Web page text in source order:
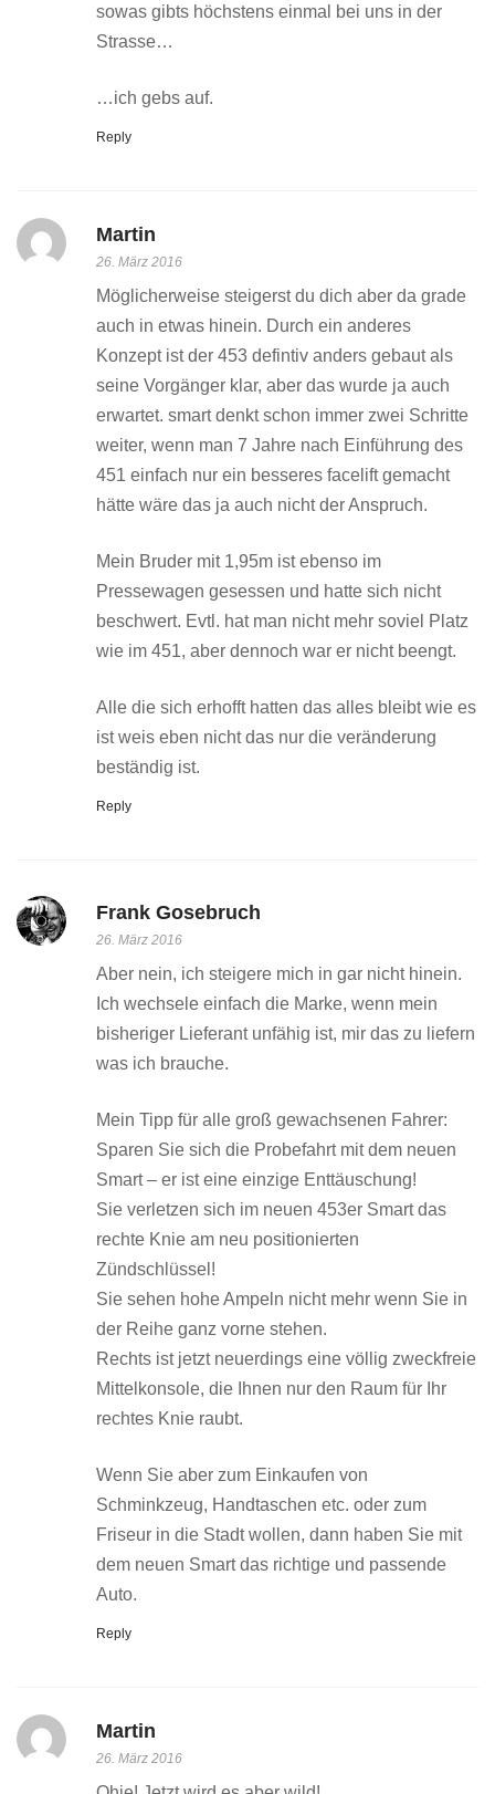
sowas gibts höchstens einmal bei uns in der
Strasse…
…ich gebs auf.
Reply
Martin
26. März 2016
Möglicherweise steigerst du dich aber da grade
auch in etwas hinein. Durch ein anderes
Konzept ist der 453 defintiv anders gebaut als
seine Vorgänger klar, aber das wurde ja auch
erwartet. smart denkt schon immer zwei Schritte
weiter, wenn man 7 Jahre nach Einführung des
451 einfach nur ein besseres facelift gemacht
hätte wäre das ja auch nicht der Anspruch.
Mein Bruder mit 1,95m ist ebenso im
Pressewagen gesessen und hatte sich nicht
beschwert. Evtl. hat man nicht mehr soviel Platz
wie im 451, aber dennoch war er nicht beengt.
Alle die sich erhofft hatten das alles bleibt wie es
ist weis eben nicht das nur die veränderung
beständig ist.
Reply
Frank Gosebruch
26. März 2016
Aber nein, ich steigere mich in gar nicht hinein.
Ich wechsele einfach die Marke, wenn mein
bisheriger Lieferant unfähig ist, mir das zu liefern
was ich brauche.
Mein Tipp für alle groß gewachsenen Fahrer:
Sparen Sie sich die Probefahrt mit dem neuen
Smart – er ist eine einzige Enttäuschung!
Sie verletzen sich im neuen 453er Smart das
rechte Knie am neu positionierten
Zündschlüssel!
Sie sehen hohe Ampeln nicht mehr wenn Sie in
der Reihe ganz vorne stehen.
Rechts ist jetzt neuerdings eine völlig zweckfreie
Mittelkonsole, die Ihnen nur den Raum für Ihr
rechtes Knie raubt.
Wenn Sie aber zum Einkaufen von
Schminkzeug, Handtaschen etc. oder zum
Friseur in die Stadt wollen, dann haben Sie mit
dem neuen Smart das richtige und passende
Auto.
Reply
Martin
26. März 2016